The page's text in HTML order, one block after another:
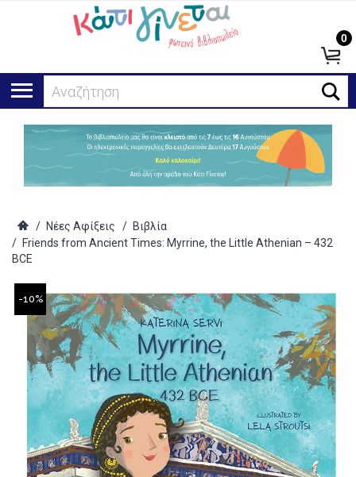
Αναζήτηση...
0
/ Νέες Αφίξεις / Βιβλία
/ Friends from Ancient Times: Myrrine, the Little Athenian – 432
BCE
-10%